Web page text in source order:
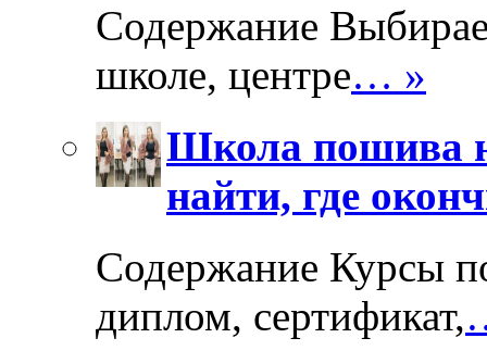
Содержание
школе, центре… »
Школа пошива
найти, где
Содержание Курсы
диплом, сертификат,